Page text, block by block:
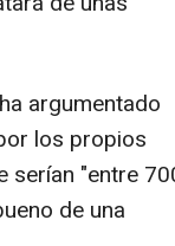
argumentado
los propios
serían "entre
de una